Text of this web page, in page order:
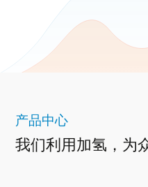
产品中心
我们利用加氢，为